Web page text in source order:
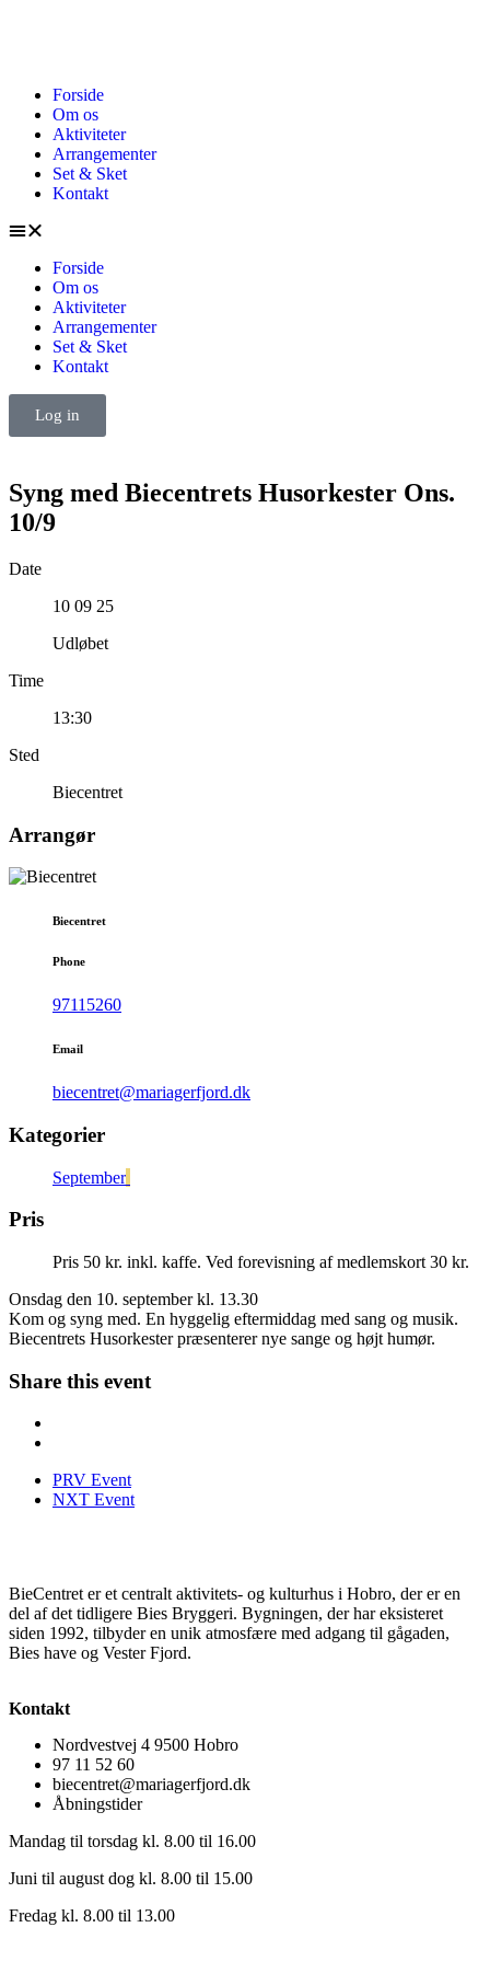
Forside
Om os
Aktiviteter
Arrangementer
Set & Sket
Kontakt
Forside
Om os
Aktiviteter
Arrangementer
Set & Sket
Kontakt
Log in
Syng med Biecentrets Husorkester Ons.
10/9
Date
10 09 25
Udløbet
Time
13:30
Sted
Biecentret
Arrangør
Biecentret
Phone
97115260
Email
biecentret@mariagerfjord.dk
Kategorier
September
Pris
Pris 50 kr. inkl. kaffe. Ved forevisning af medlemskort 30 kr.
Onsdag den 10. september kl. 13.30
Kom og syng med. En hyggelig eftermiddag med sang og musik.
Biecentrets Husorkester præsenterer nye sange og højt humør.
Share this event
PRV Event
NXT Event
BieCentret er et centralt aktivitets- og kulturhus i Hobro, der er en
del af det tidligere Bies Bryggeri. Bygningen, der har eksisteret
siden 1992, tilbyder en unik atmosfære med adgang til gågaden,
Bies have og Vester Fjord.
Kontakt
Nordvestvej 4 9500 Hobro
97 11 52 60
biecentret@mariagerfjord.dk
Åbningstider
Mandag til torsdag kl. 8.00 til 16.00
Juni til august dog kl. 8.00 til 15.00
Fredag kl. 8.00 til 13.00